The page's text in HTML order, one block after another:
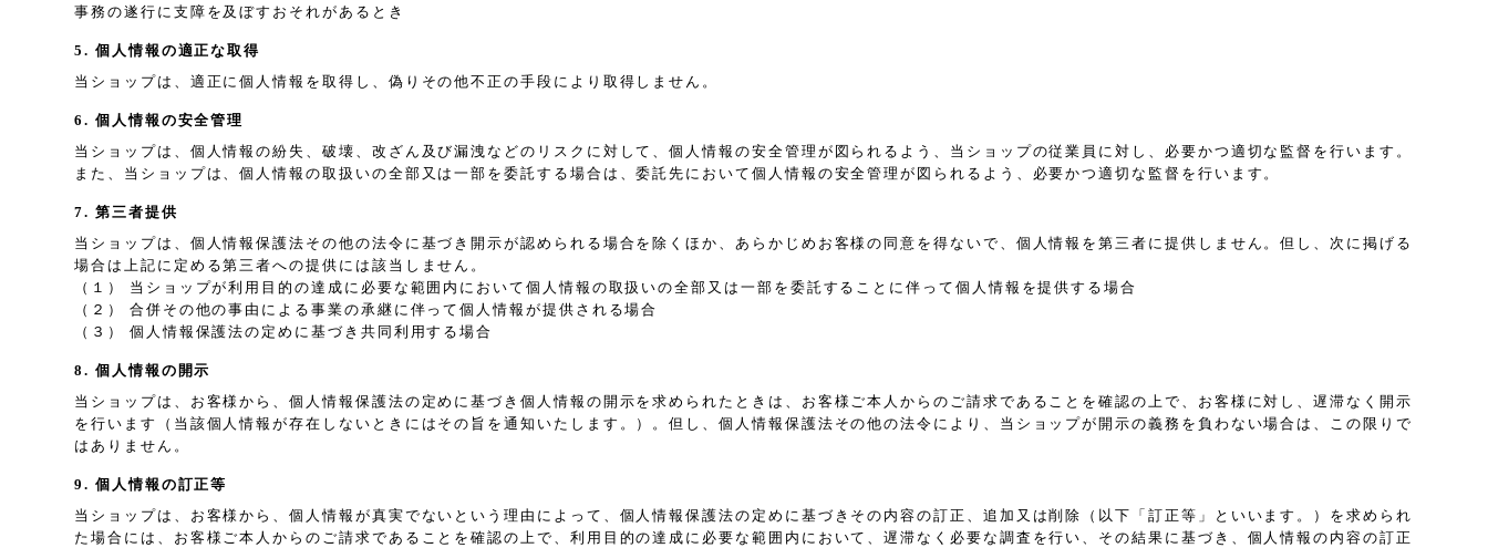
事務の遂行に支障を及ぼすおそれがあるとき
5. 個人情報の適正な取得
当ショップは、適正に個人情報を取得し、偽りその他不正の手段により取得しません。
6. 個人情報の安全管理
当ショップは、個人情報の紛失、破壊、改ざん及び漏洩などのリスクに対して、個人情報の安全管理が図られるよう、当ショップの従業員に対し、必要かつ適切な監督を行います。
また、当ショップは、個人情報の取扱いの全部又は一部を委託する場合は、委託先において個人情報の安全管理が図られるよう、必要かつ適切な監督を行います。
7. 第三者提供
当ショップは、個人情報保護法その他の法令に基づき開示が認められる場合を除くほか、あらかじめお客様の同意を得ないで、個人情報を第三者に提供しません。但し、次に掲げる
場合は上記に定める第三者への提供には該当しません。
（１） 当ショップが利用目的の達成に必要な範囲内において個人情報の取扱いの全部又は一部を委託することに伴って個人情報を提供する場合
（２） 合併その他の事由による事業の承継に伴って個人情報が提供される場合
（３） 個人情報保護法の定めに基づき共同利用する場合
8. 個人情報の開示
当ショップは、お客様から、個人情報保護法の定めに基づき個人情報の開示を求められたときは、お客様ご本人からのご請求であることを確認の上で、お客様に対し、遅滞なく開示
を行います（当該個人情報が存在しないときにはその旨を通知いたします。）。但し、個人情報保護法その他の法令により、当ショップが開示の義務を負わない場合は、この限りで
はありません。
9. 個人情報の訂正等
当ショップは、お客様から、個人情報が真実でないという理由によって、個人情報保護法の定めに基づきその内容の訂正、追加又は削除（以下「訂正等」といいます。）を求められ
た場合には、お客様ご本人からのご請求であることを確認の上で、利用目的の達成に必要な範囲内において、遅滞なく必要な調査を行い、その結果に基づき、個人情報の内容の訂正